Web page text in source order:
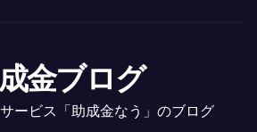
金ブログ
ービス「助成金なう」のブログ